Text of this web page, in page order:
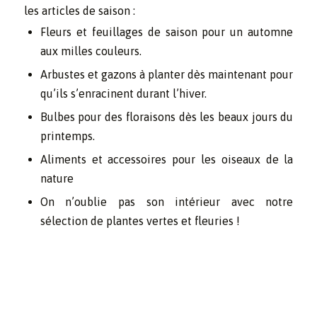
les articles de saison :
Fleurs et feuillages de saison pour un automne
aux milles couleurs.
Arbustes et gazons à planter dès maintenant pour
qu’ils s’enracinent durant l’hiver.
Bulbes pour des floraisons dès les beaux jours du
printemps.
Aliments et accessoires pour les oiseaux de la
nature
On n’oublie pas son intérieur avec notre
sélection de plantes vertes et fleuries !